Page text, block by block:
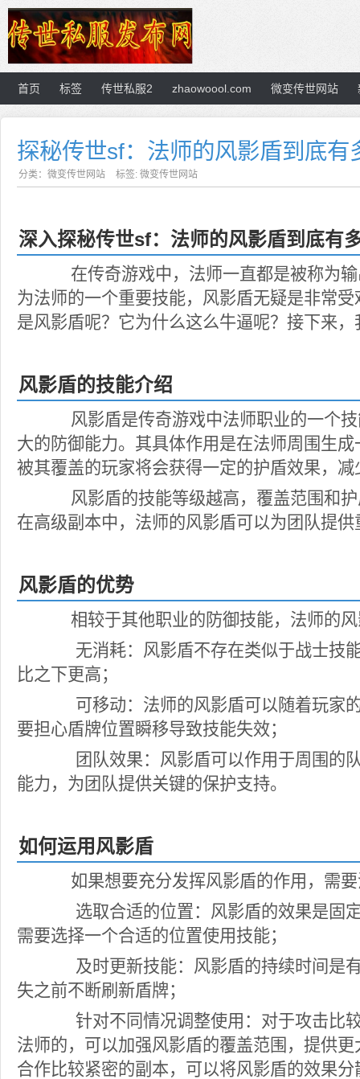
首页 标签 传世私服2 zhaowoool.com 微变传世网站
探秘传世sf：法师的风影盾到底有
分类： 微变传世网站 标签: 微变传世网站
深入探秘传世sf：法师的风影盾到底有
在传奇游戏中，法师一直都是被称为输
为法师的一个重要技能，风影盾无疑是非常
是风影盾呢？它为什么这么牛逼呢？接下来
风影盾的技能介绍
风影盾是传奇游戏中法师职业的一个技
大的防御能力。其具体作用是在法师周围生
被其覆盖的玩家将会获得一定的护盾效果，
风影盾的技能等级越高，覆盖范围和护
在高级副本中，法师的风影盾可以为团队提
风影盾的优势
相较于其他职业的防御技能，法师的风
无消耗：风影盾不存在类似于战士技能
比之下更高；
可移动：法师的风影盾可以随着玩家的
要担心盾牌位置瞬移导致技能失效；
团队效果：风影盾可以作用于周围的队
能力，为团队提供关键的保护支持。
如何运用风影盾
如果想要充分发挥风影盾的作用，需要
选取合适的位置：风影盾的效果是固定
需要选择一个合适的位置使用技能；
及时更新技能：风影盾的持续时间是有
失之前不断刷新盾牌；
针对不同情况调整使用：对于攻击比较
法师的，可以加强风影盾的覆盖范围，提供
合作比较紧密的副本，可以将风影盾的效果